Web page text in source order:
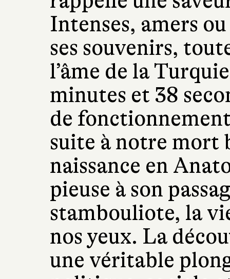
Intenses, amers
ses souvenirs,
l’âme de la
minutes et 38
de
suite à notre mort
naissance en
pieuse à son
stambouliote, la
nos yeux. La
une véritable